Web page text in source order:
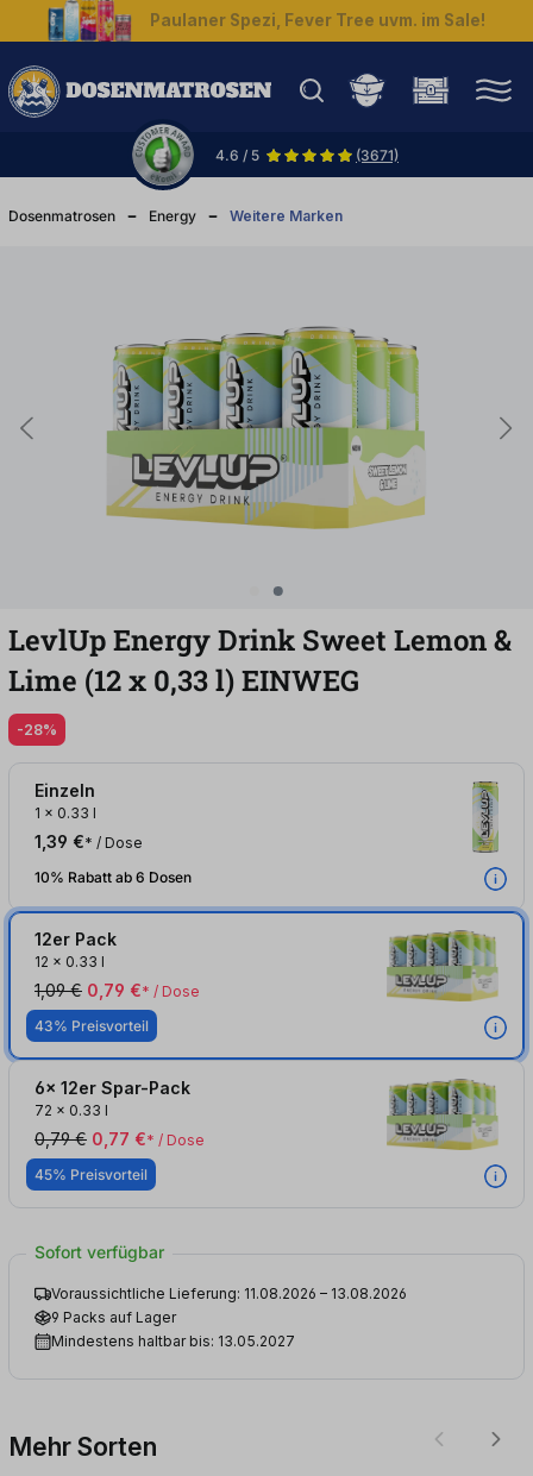
springen Paulaner Spezi, Fever Tree uvm. im Sale!
4.6 / 5 (3671)
Dosenmatrosen Energy Weitere Marken
LevlUp Energy Drink Sweet Lemon &
Lime (12x 0,33l)EINWEG
-28%
Einzeln
1 x 0.33 l
1,39 €* / Dose
10% Rabatt ab 6 Dosen
12er Pack
12 x 0.33 l
1,09 € 0,79 €* / Dose
43% Preisvorteil
6x 12er Spar-Pack
72 x 0.33 l
0,79 € 0,77 €* / Dose
45% Preisvorteil
Sofort verfügbar
Voraussichtliche Lieferung: 11.08.2026 – 13.08.2026
9 Packs auf Lager
Mindestens haltbar bis: 13.05.2027
Mehr Sorten